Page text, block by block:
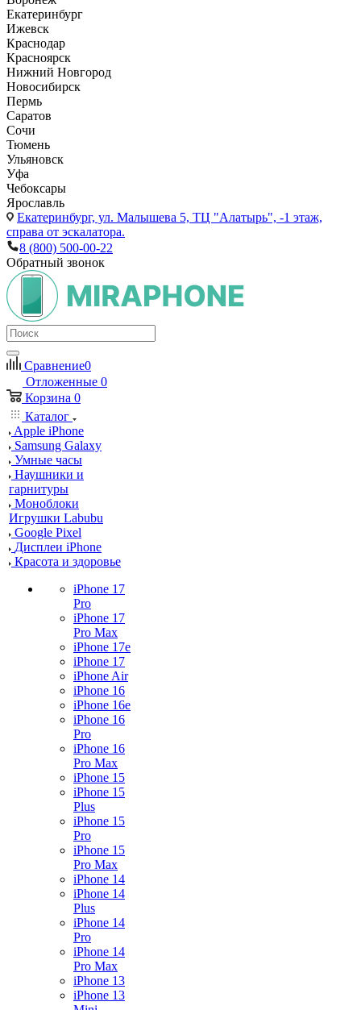
Екатеринбург
Ижевск
Краснодар
Красноярск
Нижний Новгород
Новосибирск
Пермь
Саратов
Сочи
Тюмень
Ульяновск
Уфа
Чебоксары
Ярославль
Екатеринбург, ул. Малышева 5, ТЦ "Алатырь", -1 этаж,
справа от эскалатора.
8 (800) 500-00-22
Обратный звонок
Сравнение0
Отложенные 0
Корзина 0
Каталог
Apple iPhone
Samsung Galaxy
Умные часы
Наушники и
гарнитуры
Моноблоки
Игрушки Labubu
Google Pixel
Дисплеи iPhone
Красота и здоровье
iPhone 17
Pro
iPhone 17
Pro Max
iPhone 17e
iPhone 17
iPhone Air
iPhone 16
iPhone 16e
iPhone 16
Pro
iPhone 16
Pro Max
iPhone 15
iPhone 15
Plus
iPhone 15
Pro
iPhone 15
Pro Max
iPhone 14
iPhone 14
Plus
iPhone 14
Pro
iPhone 14
Pro Max
iPhone 13
iPhone 13